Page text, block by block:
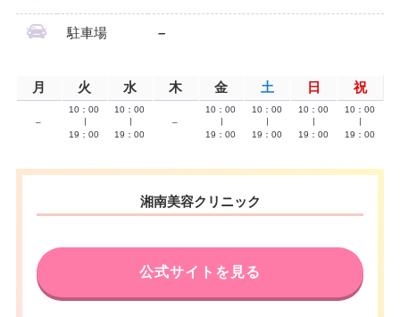
駐車場 –
月 火 水 木 金 土 日 祝
–
10：00
19：00
10：00
19：00
–
10：00
19：00
10：00
19：00
10：00
19：00
10：00
19：00
湘南美容クリニック
公式サイトを見る